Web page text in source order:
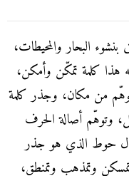
البحار والمحيطات،
هذا كلمة تمكّن وأمكن،
من مكان، وجذر كلمة
وتوهّم أصالة الحرف
حوط الذي هو جذر
وتمذهب وتمنطق،